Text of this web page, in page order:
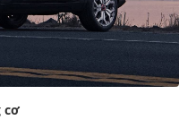
cơ